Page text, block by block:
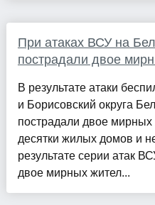
При атаках ВСУ на
пострадали двое
В результате атаки
и Борисовский округа
пострадали двое
десятки жилых домов и
результате серии атак
двое мирных жител...